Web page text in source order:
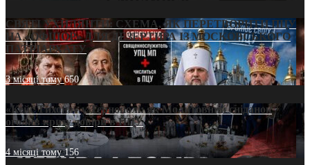
СВЯТІ УХИЛЯНТИ: СХЕМА, ЯК ПЕРЕТВОРИТИ ПЦУ
НА «ОФШОР» ДЛЯ ДЕЗЕРТИРА ІЗ МОСКОВСЬКОГО
ПАТРІАРХАТУ
3 місяці тому650
«Кейс Тихона» у Тернополі: як Молитовний сніданок
оголив кризу довіри в ПЦУ
4 місяці тому156